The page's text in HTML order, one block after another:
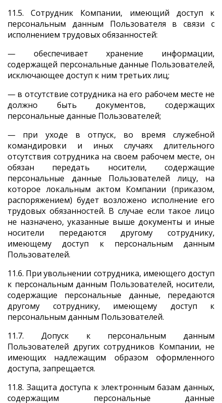
11.5. Сотрудник Компании, имеющий доступ к
персональным данным Пользователя в связи с
исполнением трудовых обязанностей:
— обеспечивает хранение информации,
содержащей персональные данные Пользователей,
исключающее доступ к ним третьих лиц;
— в отсутствие сотрудника на его рабочем месте не
должно быть документов, содержащих
персональные данные Пользователей;
— при уходе в отпуск, во время служебной
командировки и иных случаях длительного
отсутствия сотрудника на своем рабочем месте, он
обязан передать носители, содержащие
персональные данные Пользователей лицу, на
которое локальным актом Компании (приказом,
распоряжением) будет возложено исполнение его
трудовых обязанностей. В случае если такое лицо
не назначено, указанные выше документы и иные
носители передаются другому сотруднику,
имеющему доступ к персональным данным
Пользователей.
11.6. При увольнении сотрудника, имеющего доступ
к персональным данным Пользователей, носители,
содержащие персональные данные, передаются
другому сотруднику, имеющему доступ к
персональным данным Пользователей.
11.7. Допуск к персональным данным
Пользователей других сотрудников Компании, не
имеющих надлежащим образом оформленного
доступа, запрещается.
11.8. Защита доступа к электронным базам данных,
содержащим персональные данные